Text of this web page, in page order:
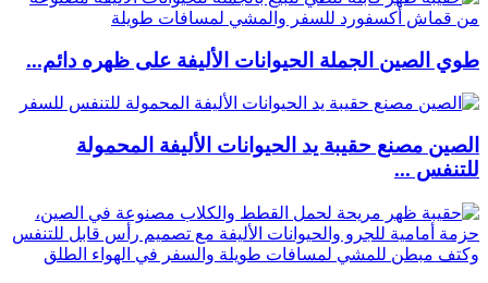
طوي الصين الجملة الحيوانات الأليفة على ظهره دائم...
الصين مصنع حقيبة يد الحيوانات الأليفة المحمولة
للتنفس ...